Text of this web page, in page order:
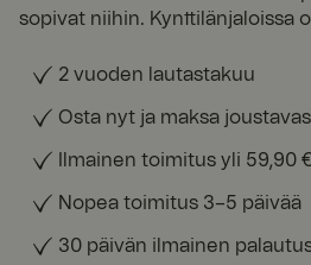
sopivat niihin. Kynttilänjaloissa
2 vuoden lautastakuu
Osta nyt ja maksa
Ilmainen toimitus yli 59,90
Nopea toimitus 3–5 päivää
30 päivän ilmainen